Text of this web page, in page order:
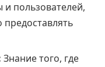
пользователей,
Знание того, где